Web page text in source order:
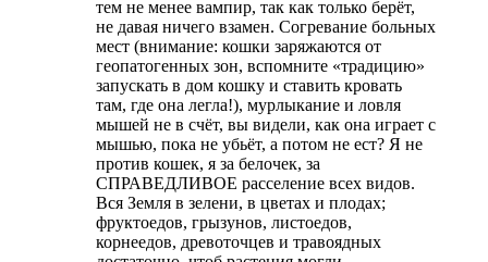
тем не менее вампир, так как только берёт,
не давая ничего взамен. Согревание больных
мест (внимание: кошки заряжаются от
геопатогенных зон, вспомните «традицию»
запускать в дом кошку и ставить кровать
там, где она легла!), мурлыкание и ловля
мышей не в счёт, вы видели, как она играет с
мышью, пока не убьёт, а потом не ест? Я не
против кошек, я за белочек, за
СПРАВЕДЛИВОЕ расселение всех видов.
Вся Земля в зелени, в цветах и плодах;
фруктоедов, грызунов, листоедов,
корнеедов, древоточцев и травоядных